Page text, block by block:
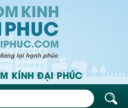
KÍNH ĐẠI PHÚC